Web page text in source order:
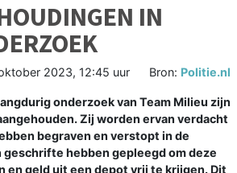
IN
2023, 12:45 uur Bron: Politie.nl
onderzoek van Team Milieu zijn
Zij worden ervan verdacht
begraven en verstopt in de
geschrifte hebben gepleegd om deze
en geld uit een depot vrij te krijgen. Dit